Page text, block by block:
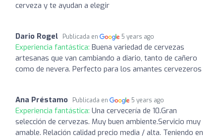
cerveza y te ayudan a elegir
Dario Rogel Publicada en 5 years ago
Experiencia fantástica: Buena variedad de cervezas
artesanas que van cambiando a diario, tanto de cañero
como de nevera. Perfecto para los amantes cervezeros
Ana Préstamo Publicada en 5 years ago
Experiencia fantástica: Una cervecería de 10.Gran
selección de cervezas. Muy buen ambiente.Servicio muy
amable. Relación calidad precio media / alta. Teniendo en